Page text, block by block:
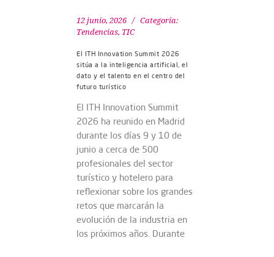
12 junio, 2026
Categoría:
Tendencias, TIC
El ITH Innovation Summit 2026
sitúa a la inteligencia artificial, el
dato y el talento en el centro del
futuro turístico
El ITH Innovation Summit
2026 ha reunido en Madrid
durante los días 9 y 10 de
junio a cerca de 500
profesionales del sector
turístico y hotelero para
reflexionar sobre los grandes
retos que marcarán la
evolución de la industria en
los próximos años. Durante